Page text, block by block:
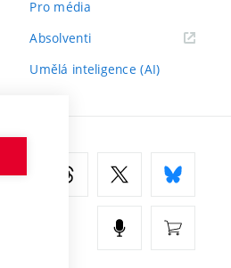
Pro média
Absolventi(externí
Umělá inteligence (AI)